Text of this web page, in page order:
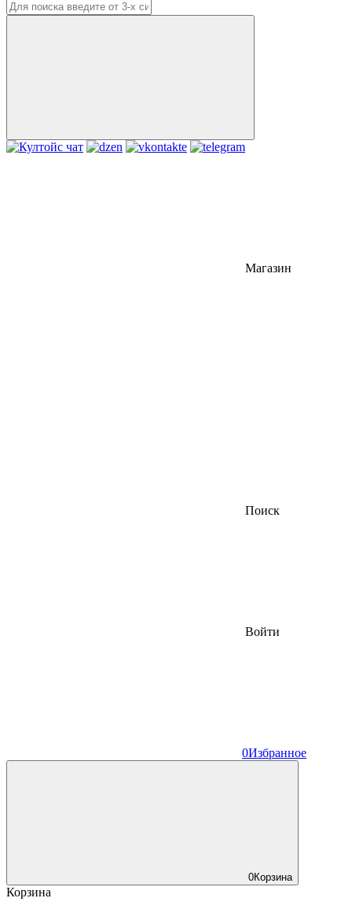
Магазин
Поиск
Войти
0Избранное
0Корзина
Корзина